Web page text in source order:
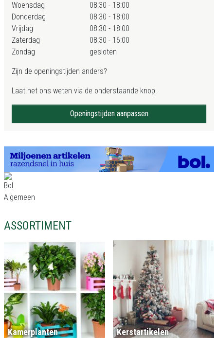
Woensdag
08:30 - 18:00
Donderdag
08:30 - 18:00
Vrijdag
08:30 - 18:00
Zaterdag
08:30 - 16:00
Zondag
gesloten
Zijn de openingstijden anders?
Laat het ons weten via de onderstaande knop.
Openingstijden aanpassen
ASSORTIMENT
Kamerplanten Kerstartikelen